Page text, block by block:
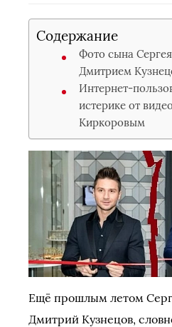
Праздники
Содержание
Фото сына
Дмитрием
Интернет-
истерике от
Киркоровым
Ещё прошлым летом
Дмитрий Кузнецов,